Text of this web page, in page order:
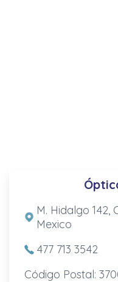
M. Hidalgo 142,
Mexico
477 713 3542
Código Postal: